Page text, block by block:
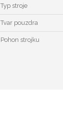
Typ stroje
Tvar pouzdra
Pohon strojku